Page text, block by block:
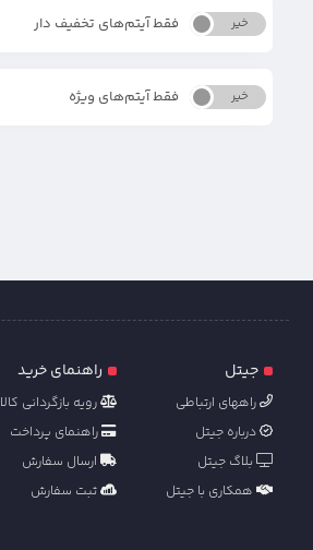
بله خیر فقط آیتم‌های تخفیف دار
بله خیر فقط آیتم‌های ویژه
جیتل
راههای ارتباطی
درباره جیتل
بلاگ جیتل
همکاری با جیتل
راهنمای خرید
رویه بازگردانی کالا
راهنمای پرداخت
ارسال سفارش
ثبت سفارش